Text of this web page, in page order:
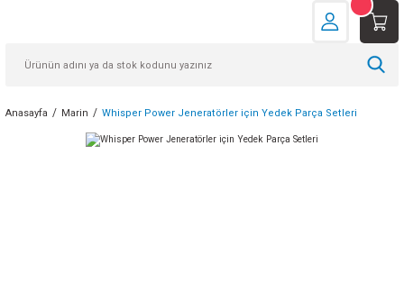
Anasayfa Marin Whisper Power Jeneratörler için Yedek Parça Setleri